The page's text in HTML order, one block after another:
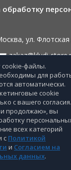
обработку
ул. Флотская
zakaz@kludi-
8 495 221 69 55
8 800-775-06-73
Звонок бесплатный по РФ
cookie-файлы.
для
автоматически.
cookie
с вашего согласия.
продолжаю», вы
всех категорий
с Политикой
и Согласием на
данных.